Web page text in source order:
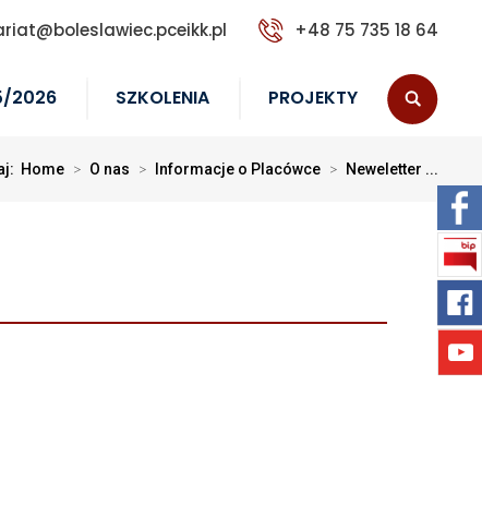
+48 75 735 18 64
2026 SZKOLENIA PROJEKTY
Home > O nas > Informacje o Placówce > Neweletter ...